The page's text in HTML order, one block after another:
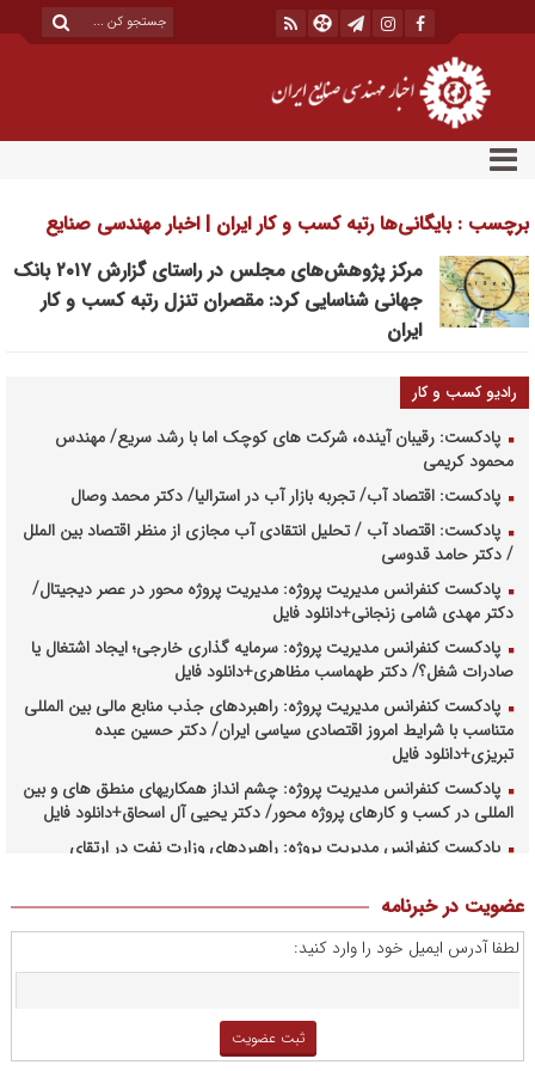
برچسب : بایگانی‌ها رتبه کسب و کار ایران | اخبار مهندسی صنایع
ایران
مرکز پژوهش‌های مجلس در راستای گزارش ۲۰۱۷ بانک
جهانی شناسایی کرد: مقصران تنزل رتبه کسب و کار
ایران
رادیو کسب و کار
پادکست: رقیبان آینده، شرکت های کوچک اما با رشد سریع/ مهندس
محمود کریمی
پادکست: اقتصاد آب/ تجربه بازار آب در استرالیا/ دکتر محمد وصال
پادکست: اقتصاد آب / تحلیل انتقادی آب مجازی از منظر اقتصاد بین الملل
/ دکتر حامد قدوسی
پادکست کنفرانس مدیریت پروژه: مدیریت پروژه محور در عصر دیجیتال/
دکتر مهدی شامی زنجانی+دانلود فایل
پادکست کنفرانس مدیریت پروژه: سرمایه گذاری خارجی؛ ایجاد اشتغال یا
صادرات شغل؟/ دکتر طهماسب مظاهری+دانلود فایل
پادکست کنفرانس مدیریت پروژه: راهبردهای جذب منابع مالی بین المللی
متناسب با شرایط امروز اقتصادی سیاسی ایران/ دکتر حسین عبده
تبریزی+دانلود فایل
پادکست کنفرانس مدیریت پروژه: چشم انداز همکاریهای منطق های و بین
المللی در کسب و کارهای پروژه محور/ دکتر یحیی آل اسحاق+دانلود فایل
پادکست کنفرانس مدیریت پروژه: راهبردهای وزارت نفت در ارتقای
فایل
پادکست کنفرانس مدیریت پروژه: حکمرانی در کسب و کارهای پروژه
محور/ دکتر محمد صبحیه+دانلود فایل
عضویت در خبرنامه
لطفا آدرس ایمیل خود را وارد کنید: